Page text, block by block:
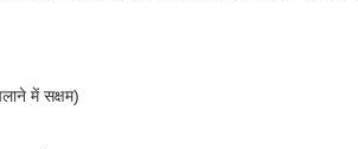
में सक्षम)